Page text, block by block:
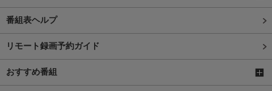
番組表ヘルプ
リモート録画予約ガイド
おすすめ番組